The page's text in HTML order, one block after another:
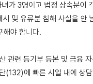
가 3명이고 법정 상속분이
및 유류분 침해 사실을 안
해야 합니다.
관련 등기부 등본 및 금융 자
(132)에 빠른 시일 내에 상